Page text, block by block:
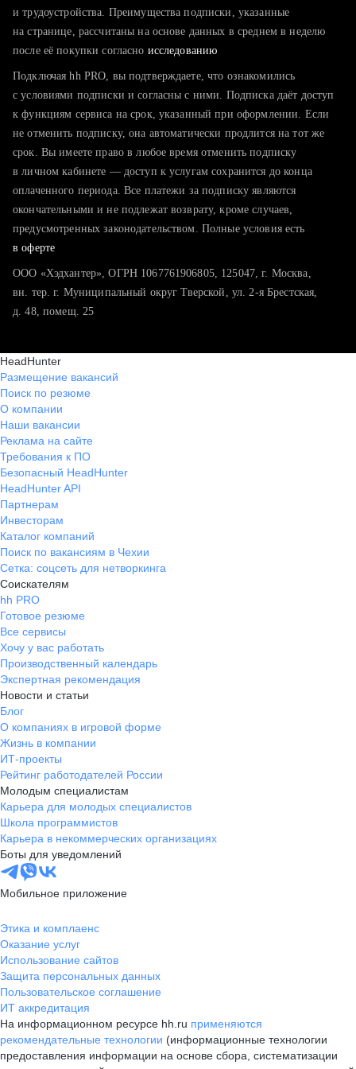
тратите много времени на поиск и вручную поднимаете
хотите сравнить себя с конкурентами и оценить шансы
и трудоустройства. Преимущества подписки, указанные
на странице, рассчитаны на основе данных в среднем в неделю
после её покупки согласно исследованию
Подключая hh PRO, вы подтверждаете, что ознакомились
с условиями подписки и согласны с ними. Подписка даёт доступ
к функциям сервиса на срок, указанный при оформлении. Если
не отменить подписку, она автоматически продлится на тот же
срок. Вы имеете право в любое время отменить подписку
в личном кабинете — доступ к услугам сохранится до конца
оплаченного периода. Все платежи за подписку являются
окончательными и не подлежат возврату, кроме случаев,
предусмотренных законодательством. Полные условия есть
в оферте
ООО «Хэдхантер», ОГРН 1067761906805, 125047, г. Москва,
вн. тер. г. Муниципальный округ Тверской, ул. 2-я Брестская,
д. 48, помещ. 25
HeadHunter
Размещение вакансий
Поиск по резюме
О компании
Наши вакансии
Реклама на сайте
Требования к ПО
Безопасный HeadHunter
HeadHunter API
Партнерам
Инвесторам
Каталог компаний
Поиск по вакансиям в Чехии
Сетка: соцсеть для нетворкинга
Соискателям
hh PRO
Готовое резюме
Все сервисы
Хочу у вас работать
Производственный календарь
Экспертная рекомендация
Новости и статьи
Блог
О компаниях в игровой форме
Жизнь в компании
ИТ-проекты
Рейтинг работодателей России
Молодым специалистам
Карьера для молодых специалистов
Школа программистов
Карьера в некоммерческих организациях
Боты для уведомлений
Мобильное приложение
Этика и комплаенс
Оказание услуг
Использование сайтов
Защита персональных данных
Пользовательское соглашение
ИТ аккредитация
На информационном ресурсе hh.ru применяются
рекомендательные технологии (информационные технологии
предоставления информации на основе сбора, систематизации